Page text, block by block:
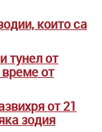
които са
тунел от
от
от 21
зодия